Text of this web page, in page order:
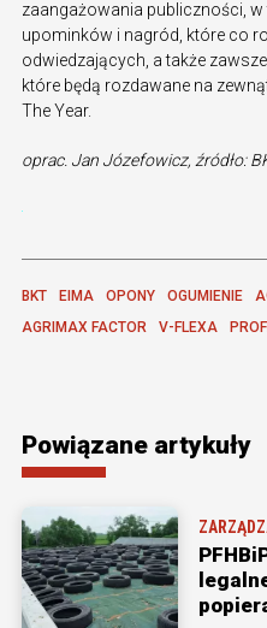
zaangażowania publiczności,
upominków i nagród, które co
odwiedzających, a także
które będą rozdawane na
The Year.
oprac. Jan Józefowicz, źródło:
BKT EIMA OPONY OGUMIENIE
AGRIMAX FACTOR
V-FLEXA
Powiązane artykuły